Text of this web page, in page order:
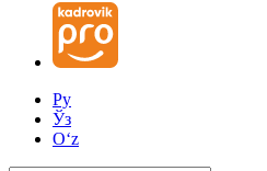
Ру
Ўз
Oʻz